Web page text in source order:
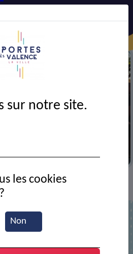
> Ressources documentaires
sur notre site.
Non
les cookies